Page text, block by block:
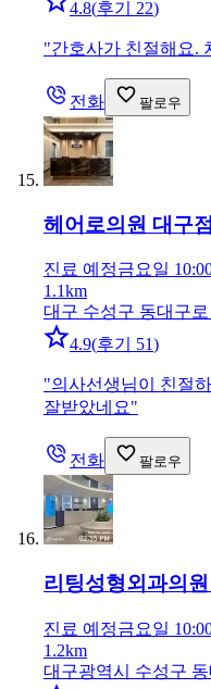
4.8(후기 22)
"간호사가 친절해요.
전화 팔로우
헤어로의원 대구점
진료 예정금요일
1.1km
대구 수성구 동대구
4.9(후기 51)
"의사선생님이 친절
잘받았네요"
전화 팔로우
리팅성형외과의
진료 예정금요일
1.2km
대구광역시 수성구